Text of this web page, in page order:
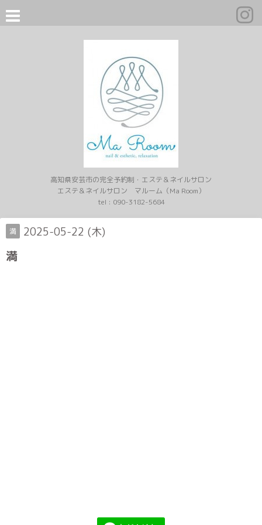
高知県安芸市の完全予約制・エステ＆ネイルサロン
エステ＆ネイルサロン マルーム（Ma Room）
tel : 090-3182-5684
満 2025-05-22 (木)
満